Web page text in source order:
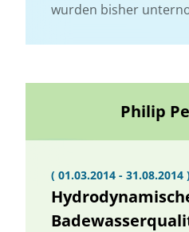
wurden bisher
Philip
( 01.03.2014 - 31.08.2014